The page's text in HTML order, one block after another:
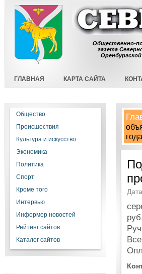
Общественно-
газета
ГЛАВНАЯ КАРТА САЙТА
Общество
Происшествия
Культура и искусство
Экономика
Политика
Спорт
Кроме того
Интервью
Информер новостей
Рейтинг сайтов
Каталог сайтов